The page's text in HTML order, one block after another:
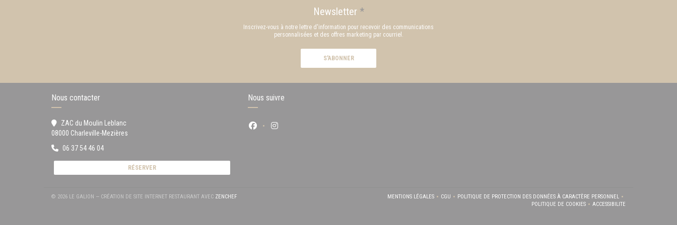
Newsletter *
Inscrivez-vous à notre lettre d'information pour recevoir des communications
personnalisées et des offres marketing par courriel.
S'ABONNER
Nous contacter
ZAC du Moulin Leblanc
08000 Charleville-Mezières
06 37 54 46 04
RÉSERVER
Nous suivre
Facebook ((ouvre une nouvelle fenêtre))
Instagram ((ouvre une nouvelle fenêtre))
© 2026 LE GALION — CRÉATION DE SITE INTERNET RESTAURANT AVEC ZENCHEF((OUVRE UNE NOUVELLE FENÊTRE)) MENTIONS LÉGALES((OUVRE UNE NOUVELLE FENÊTRE))
CGU((OUVRE UNE NOUVELLE FENÊTRE))
POLITIQUE DE PROTECTION DES DONNÉES À CARACTÈRE PERSONNEL
((OUVRE UNE NOUVELLE FENÊTRE))
POLITIQUE DE COOKIES((OUVRE UNE NOUVELLE FENÊTRE))
ACCESSIBILITE((OUVRE UNE NOUVELLE